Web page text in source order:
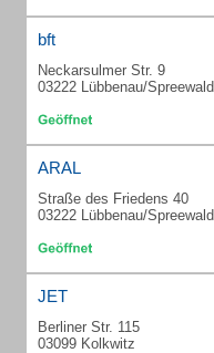
bft
Neckarsulmer Str. 9
03222 Lübbenau/Spreewald
ARAL
Straße des Friedens 40
03222 Lübbenau/Spreewald
JET
Berliner Str. 115
03099 Kolkwitz